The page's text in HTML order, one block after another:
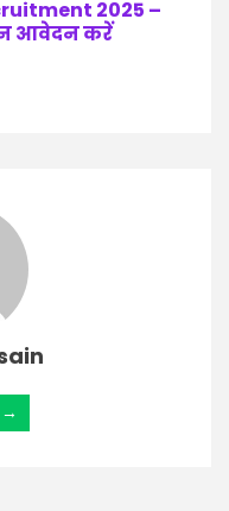
2025 –
आवेदन करें
→